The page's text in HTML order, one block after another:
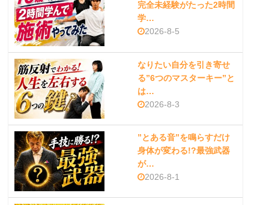
完全未経験がたった2時間
学…
2026-8-5
なりたい自分を引き寄せ
る”6つのマスターキー”と
は…
2026-8-3
”とある音”を鳴らすだけ
身体が変わる!?最強武器
が…
2026-8-1